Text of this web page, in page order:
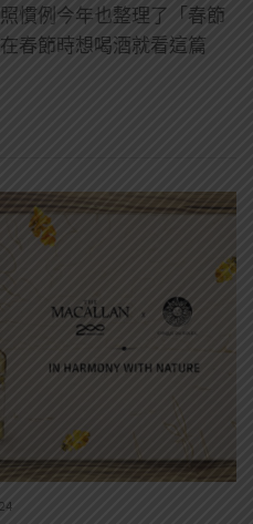
慣例今年也整理了「春節
春節時想喝酒就看這篇